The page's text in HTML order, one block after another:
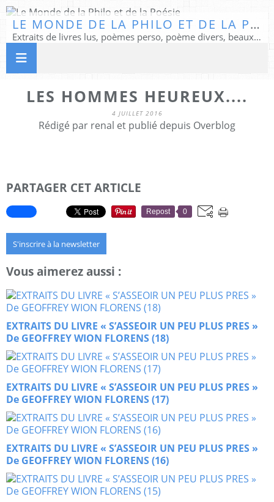
LE MONDE DE LA PHILO ET DE LA POÉSIE
Extraits de livres lus, poèmes perso, poème divers, beaux textes...
LES HOMMES HEUREUX....
4 JUILLET 2016
Rédigé par renal et publié depuis Overblog
PARTAGER CET ARTICLE
Repost 0
S'inscrire à la newsletter
Vous aimerez aussi :
EXTRAITS DU LIVRE « S’ASSEOIR UN PEU PLUS PRES »
De GEOFFREY WION FLORENS (18)
EXTRAITS DU LIVRE « S’ASSEOIR UN PEU PLUS PRES »
De GEOFFREY WION FLORENS (17)
EXTRAITS DU LIVRE « S’ASSEOIR UN PEU PLUS PRES »
De GEOFFREY WION FLORENS (16)